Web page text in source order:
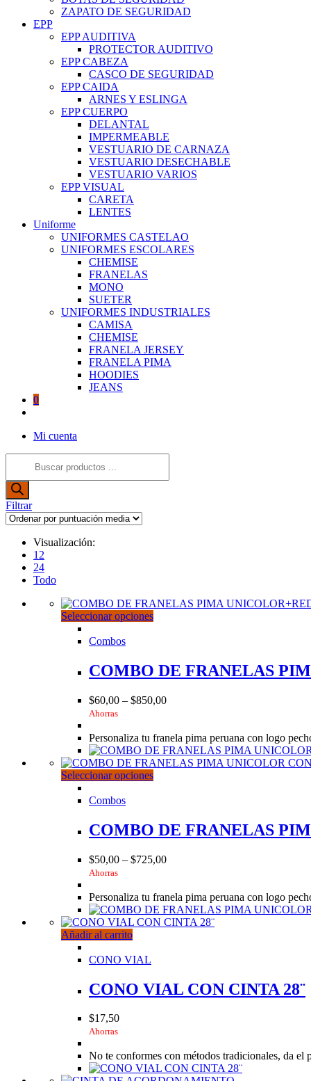
ZAPATO DE SEGURIDAD
EPP
EPP AUDITIVA
PROTECTOR AUDITIVO
EPP CABEZA
CASCO DE SEGURIDAD
EPP CAIDA
ARNES Y ESLINGA
EPP CUERPO
DELANTAL
IMPERMEABLE
VESTUARIO DE CARNAZA
VESTUARIO DESECHABLE
VESTUARIO VARIOS
EPP VISUAL
CARETA
LENTES
Uniforme
UNIFORMES CASTELAO
UNIFORMES ESCOLARES
CHEMISE
FRANELAS
MONO
SUETER
UNIFORMES INDUSTRIALES
CAMISA
CHEMISE
FRANELA JERSEY
FRANELA PIMA
HOODIES
JEANS
0
de
web
Mi cuenta
productos
Filtrar
Visualización:
12
24
Todo
Seleccionar opcionesEste
variantes.
Las
se
en
la
página
de
Combos
COMBO DE FRANELAS
$60,00 – $850,00
Ahorras
Personaliza tu franela pima peruana con logo
Seleccionar opcionesEste
variantes.
Las
se
en
la
página
Combos
COMBO DE FRANELAS
$50,00 – $725,00
Ahorras
Personaliza tu franela pima peruana con logo
Añadir al carrito
CONO VIAL
CONO VIAL CON CINTA 28¨
$17,50
Ahorras
No te conformes con métodos tradicionales, da